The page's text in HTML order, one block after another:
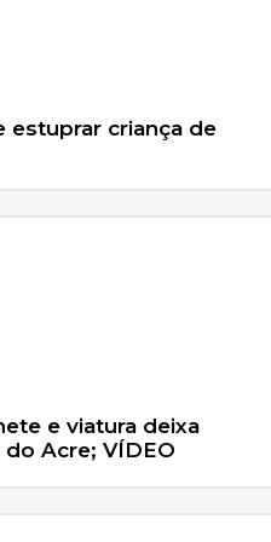
estuprar criança de
e viatura deixa
Acre; VÍDEO